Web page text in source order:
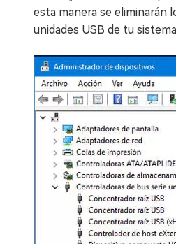
esta manera se eliminarán
unidades USB de tu